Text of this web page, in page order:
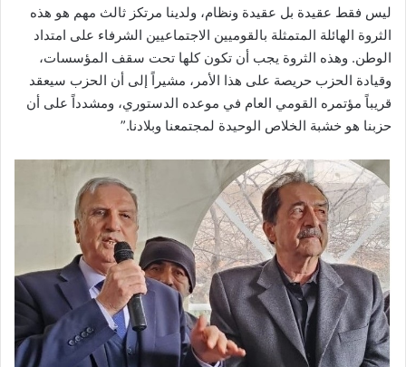
ليس فقط عقيدة بل عقيدة ونظام، ولدينا مرتكز ثالث مهم هو هذه
الثروة الهائلة المتمثلة بالقوميين الاجتماعيين الشرفاء على امتداد
الوطن. وهذه الثروة يجب أن تكون كلها تحت سقف المؤسسات،
وقيادة الحزب حريصة على هذا الأمر، مشيراً إلى أن الحزب سيعقد
قريباً مؤتمره القومي العام في موعده الدستوري، ومشدداً على أن
حزبنا هو خشبة الخلاص الوحيدة لمجتمعنا وبلادنا.”